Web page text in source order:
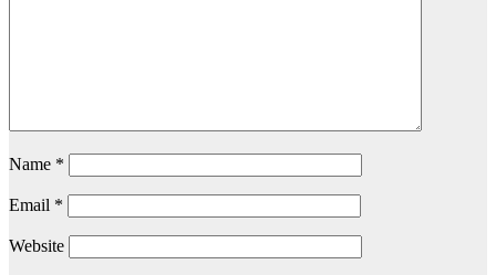
Name *
Email *
Website